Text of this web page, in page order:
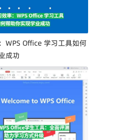
WPS Office 学习工具如何
成功